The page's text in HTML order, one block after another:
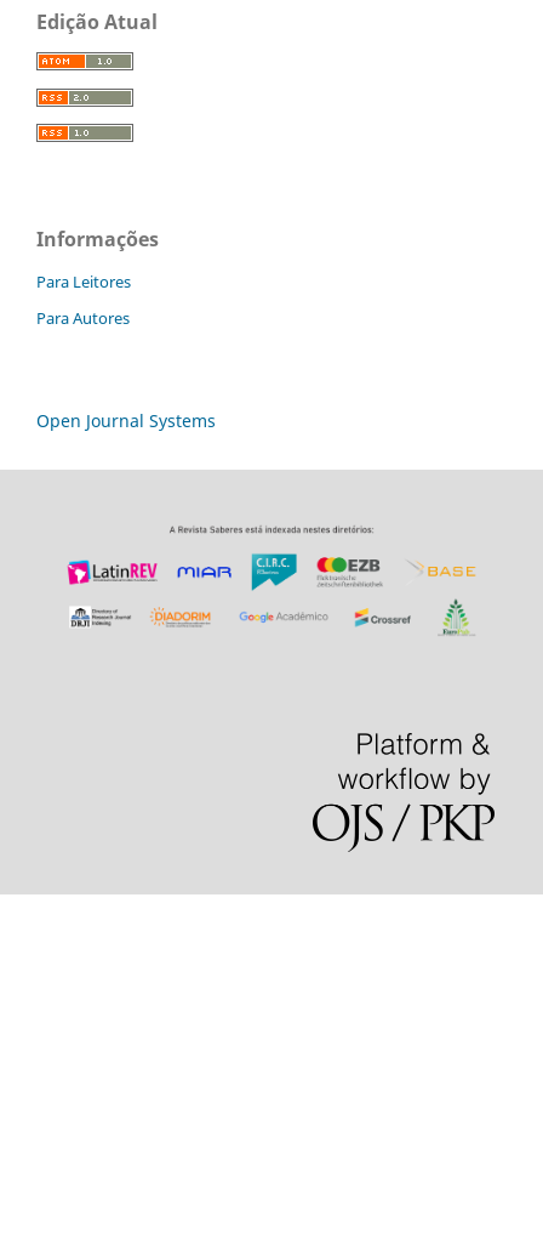
Edição Atual
Informações
Para Leitores
Para Autores
Open Journal Systems